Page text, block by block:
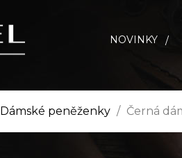
NOVINKY
Dámské peněženky Černá